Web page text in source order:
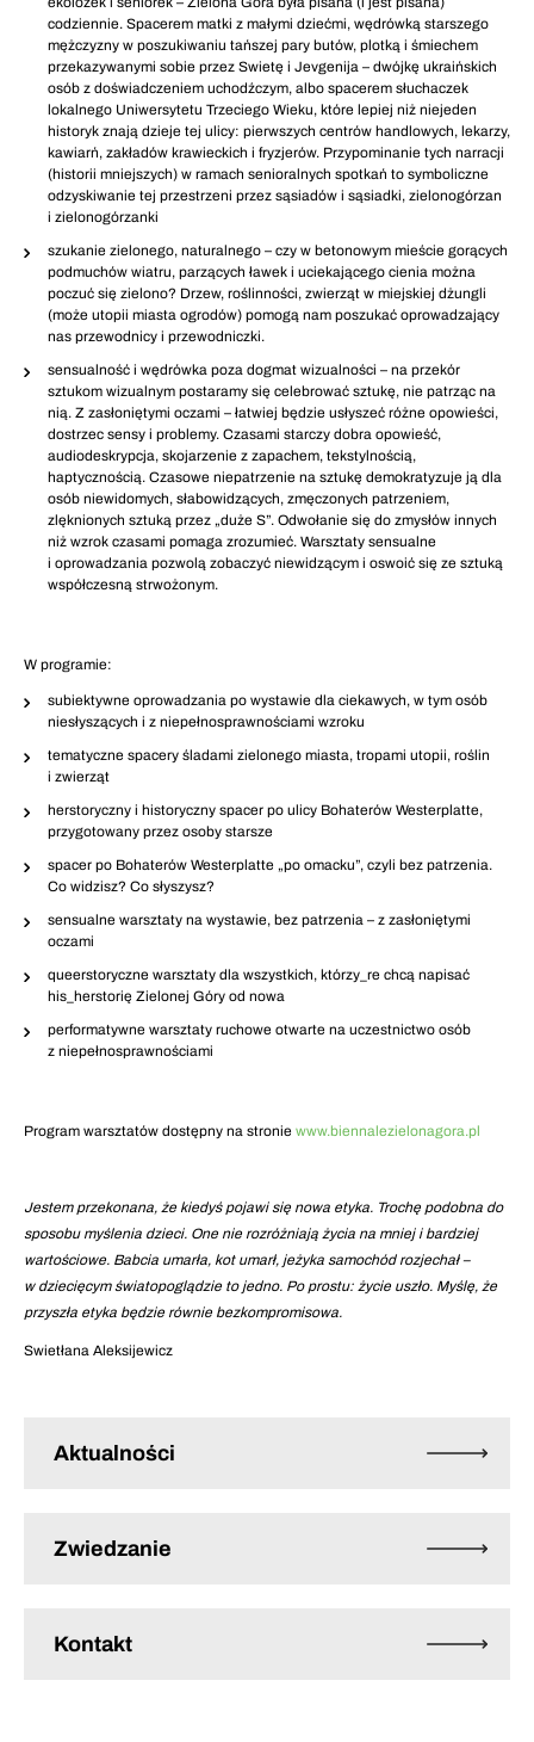
codziennie. Spacerem matki z małymi dziećmi, wędrówką starszego
mężczyzny w poszukiwaniu tańszej pary butów, plotką i śmiechem
przekazywanymi sobie przez Swietę i Jevgenija – dwójkę ukraińskich
osób z doświadczeniem uchodźczym, albo spacerem słuchaczek
lokalnego Uniwersytetu Trzeciego Wieku, które lepiej niż niejeden
historyk znają dzieje tej ulicy: pierwszych centrów handlowych, lekarzy,
kawiarń, zakładów krawieckich i fryzjerów. Przypominanie tych narracji
(historii mniejszych) w ramach senioralnych spotkań to symboliczne
odzyskiwanie tej przestrzeni przez sąsiadów i sąsiadki, zielonogórzan
i zielonogórzanki
szukanie zielonego, naturalnego – czy w betonowym mieście gorących
podmuchów wiatru, parzących ławek i uciekającego cienia można
poczuć się zielono? Drzew, roślinności, zwierząt w miejskiej dżungli
(może utopii miasta ogrodów) pomogą nam poszukać oprowadzający
nas przewodnicy i przewodniczki.
sensualność i wędrówka poza dogmat wizualności – na przekór
sztukom wizualnym postaramy się celebrować sztukę, nie patrząc na
nią. Z zasłoniętymi oczami – łatwiej będzie usłyszeć różne opowieści,
dostrzec sensy i problemy. Czasami starczy dobra opowieść,
audiodeskrypcja, skojarzenie z zapachem, tekstylnością,
haptycznością. Czasowe niepatrzenie na sztukę demokratyzuje ją dla
osób niewidomych, słabowidzących, zmęczonych patrzeniem,
zlęknionych sztuką przez „duże S”. Odwołanie się do zmysłów innych
niż wzrok czasami pomaga zrozumieć. Warsztaty sensualne
i oprowadzania pozwolą zobaczyć niewidzącym i oswoić się ze sztuką
współczesną strwożonym.
W programie:
subiektywne oprowadzania po wystawie dla ciekawych, w tym osób
niesłyszących i z niepełnosprawnościami wzroku
tematyczne spacery śladami zielonego miasta, tropami utopii, roślin
i zwierząt
herstoryczny i historyczny spacer po ulicy Bohaterów Westerplatte,
przygotowany przez osoby starsze
spacer po Bohaterów Westerplatte „po omacku”, czyli bez patrzenia.
Co widzisz? Co słyszysz?
sensualne warsztaty na wystawie, bez patrzenia – z zasłoniętymi
oczami
queerstoryczne warsztaty dla wszystkich, którzy_re chcą napisać
his_herstorię Zielonej Góry od nowa
performatywne warsztaty ruchowe otwarte na uczestnictwo osób
z niepełnosprawnościami
Program warsztatów dostępny na stronie www.biennalezielonagora.pl
Jestem przekonana, że kiedyś pojawi się nowa etyka. Trochę podobna do
sposobu myślenia dzieci. One nie rozróżniają życia na mniej i bardziej
wartościowe. Babcia umarła, kot umarł, jeżyka samochód rozjechał –
w dziecięcym światopoglądzie to jedno. Po prostu: życie uszło. Myślę, że
przyszła etyka będzie równie bezkompromisowa.
Swietłana Aleksijewicz
Aktualności
Zwiedzanie
Kontakt